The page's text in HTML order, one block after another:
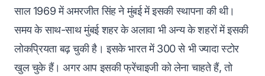
साल 1969 में अमरजीत सिंह ने मुंबई में इसकी स्थापना की थी।
समय के साथ-साथ मुंबई शहर के अलावा भी अन्य के शहरों में इसकी
लोकप्रियता बढ़ चुकी है। इसके भारत में 300 से भी ज्यादा स्टोर
खुल चुके हैं। अगर आप इसकी फ्रेंचाइजी को लेना चाहते हैं, तो